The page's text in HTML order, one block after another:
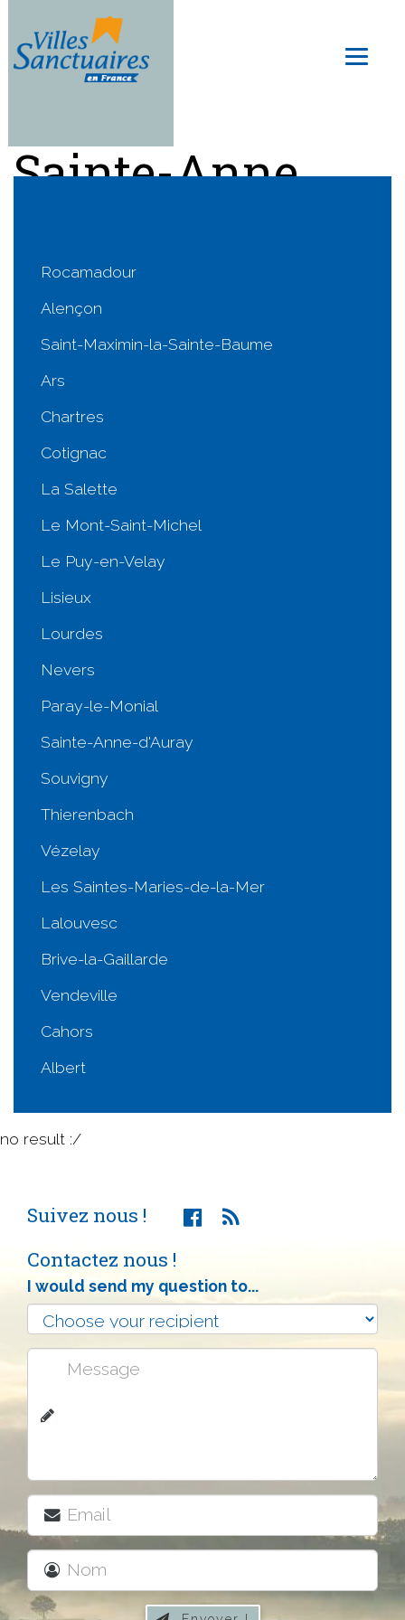
main
Sainte-Anne
Rocamadour
Alençon
Saint-Maximin-la-Sainte-Baume
Ars
Chartres
Cotignac
La Salette
Le Mont-Saint-Michel
Le Puy-en-Velay
Lisieux
Lourdes
Nevers
Paray-le-Monial
Sainte-Anne-d'Auray
Souvigny
Thierenbach
Vézelay
Les Saintes-Maries-de-la-Mer
Lalouvesc
Brive-la-Gaillarde
Vendeville
Cahors
Albert
no result :/
Suivez nous !
Contactez nous !
I would send my question to...